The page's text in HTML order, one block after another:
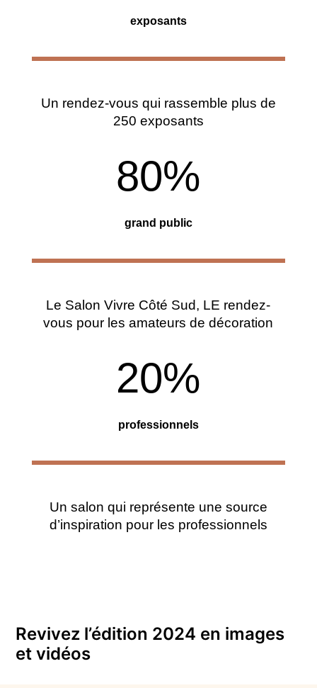
exposants
Un rendez-vous qui rassemble plus de
250 exposants
80%
grand public
Le Salon Vivre Côté Sud, LE rendez-
vous pour les amateurs de décoration
20%
professionnels
Un salon qui représente une source
d’inspiration pour les professionnels
Revivez l’édition 2024 en images
et vidéos